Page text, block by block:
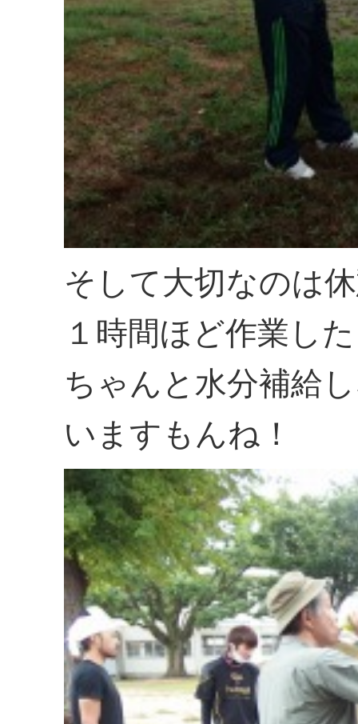
そして大切なのは
１時間ほど作業し
ちゃんと水分補給
いますもんね！